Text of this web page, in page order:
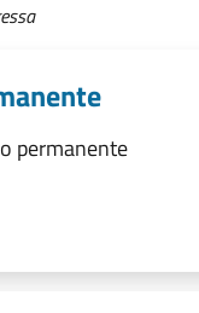
permanente